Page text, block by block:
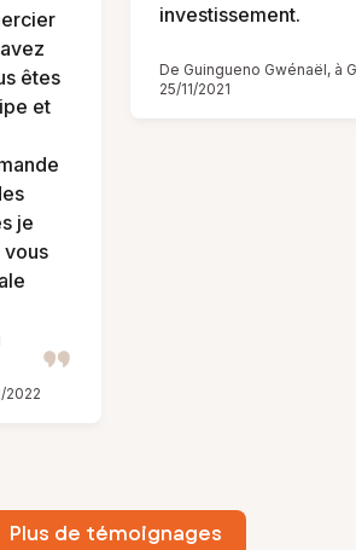
êtes
et
je
vous
2022
investissement.
De Guingueno Gwénaël, à
25/11/2021
Plus de témoignages